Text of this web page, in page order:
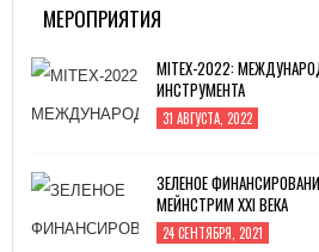
МЕРОПРИЯТИЯ
MITEX-2022:
ИНСТРУМЕНТА
31 АВГУСТА, 2022
ЗЕЛЕНОЕ
МЕЙНСТРИМ XXI ВЕКА
24 СЕНТЯБРЯ, 2021